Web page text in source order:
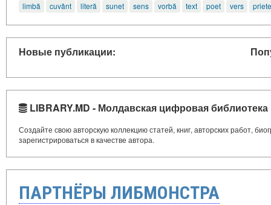
limbă cuvânt literă sunet sens vorbă text poet vers
Новые публикации:
LIBRARY.MD - Молдавская цифровая библиотека
Создайте свою авторскую коллекцию статей, книг, авторских работ,
зарегистрироваться в качестве автора.
ПАРТНЁРЫ ЛИБМОНСТРА